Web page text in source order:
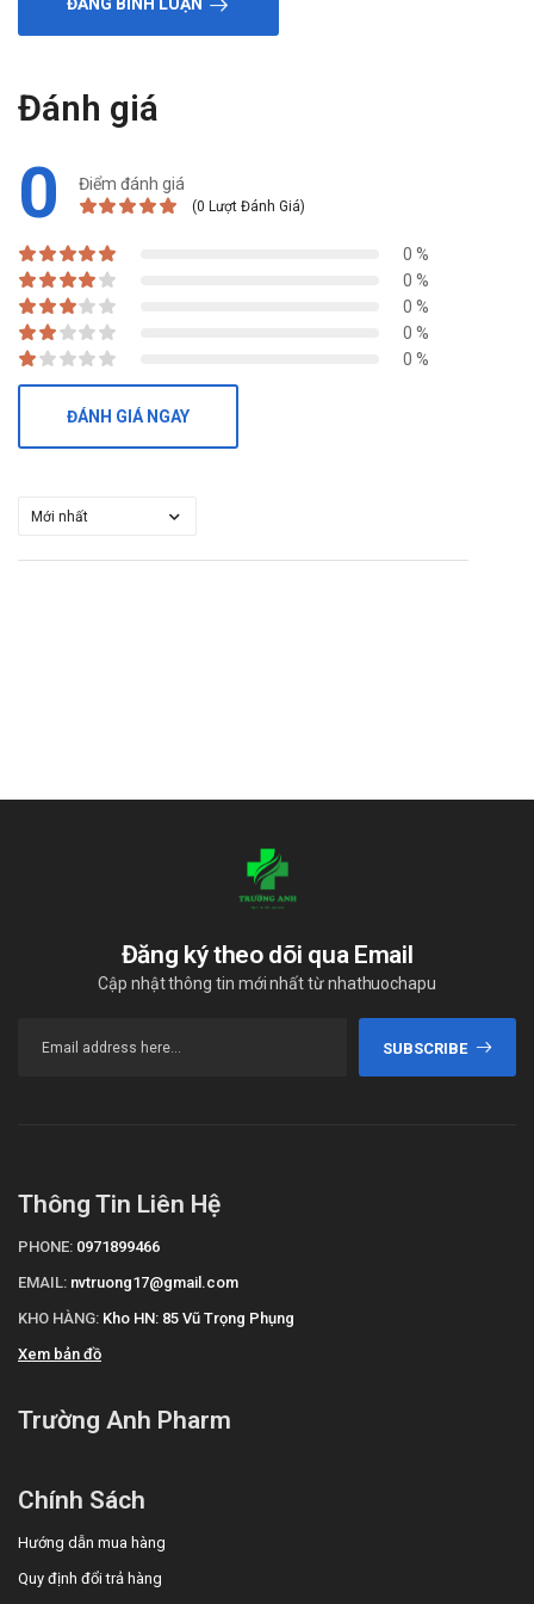
ĐĂNG BÌNH LUẬN
Đánh giá
0 Điểm đánh giá
(0 Lượt Đánh Giá)
0 %
0 %
0 %
0 %
0 %
ĐÁNH GIÁ NGAY
Đăng ký theo dõi qua Email
Cập nhật thông tin mới nhất từ nhathuochapu
SUBSCRIBE
Thông Tin Liên Hệ
PHONE: 0971899466
EMAIL: nvtruong17@gmail.com
KHO HÀNG: Kho HN: 85 Vũ Trọng Phụng
Xem bản đồ
Trường Anh Pharm
Chính Sách
Hướng dẫn mua hàng
Quy định đổi trả hàng